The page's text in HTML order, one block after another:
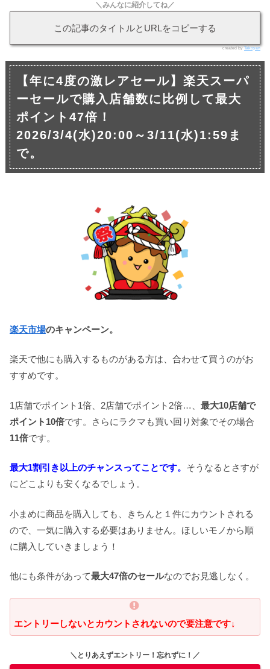
＼みんなに紹介してね／
この記事のタイトルとURLをコピーする
created byTakoyan
【年に4度の激レアセール】楽天スーパ
ーセールで購入店舗数に比例して最大
ポイント47倍！
2026/3/4(水)20:00～3/11(水)1:59ま
で。
楽天市場のキャンペーン。
楽天で他にも購入するものがある方は、合わせて買うのがお
すすめです。
1店舗でポイント1倍、2店舗でポイント2倍…、 最大10店舗で
ポイント10倍です。さらにラクマも買い回り対象でその場合
11倍です。
最大1割引き以上のチャンスってことです。 そうなるとさすが
にどこよりも安くなるでしょう。
小まめに商品を購入しても、きちんと１件にカウントされる
ので、一気に購入する必要はありません。ほしいモノから順
に購入していきましょう！
他にも条件があって最大47倍のセールなのでお見逃しなく。
エントリーしないとカウントされないので要注意です↓
＼とりあえずエントリー！忘れずに！／